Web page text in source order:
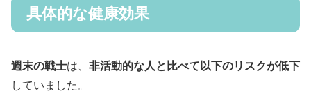
具体的な健康効果
週末の戦士は、 非活動的な人と比べて以下のリスクが低下
していました。